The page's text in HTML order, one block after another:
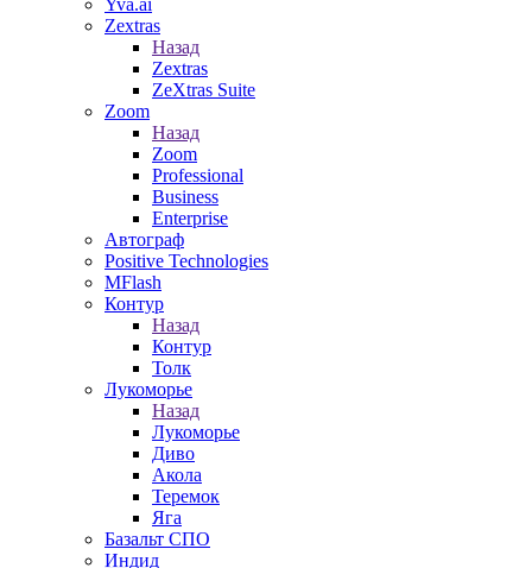
Yva.ai
Zextras
Назад
Zextras
ZeXtras Suite
Zoom
Назад
Zoom
Professional
Business
Enterprise
Автограф
Positive Technologies
MFlash
Контур
Назад
Контур
Толк
Лукоморье
Назад
Лукоморье
Диво
Акола
Теремок
Яга
Базальт СПО
Индид